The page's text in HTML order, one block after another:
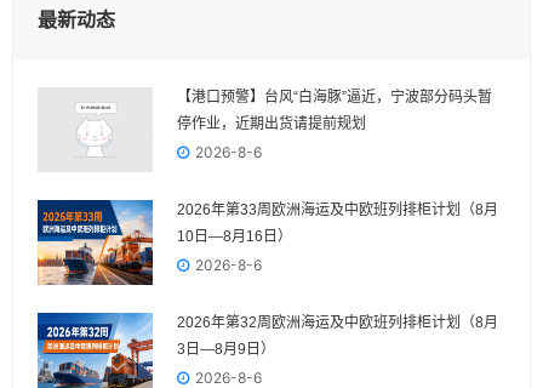
最新动态
【港口预警】台风“白海豚”逼近，宁波部分码头暂
停作业，近期出货请提前规划
2026-8-6
2026年第33周欧洲海运及中欧班列排柜计划（8月
10日—8月16日）
2026-8-6
2026年第32周欧洲海运及中欧班列排柜计划（8月
3日—8月9日）
2026-8-6